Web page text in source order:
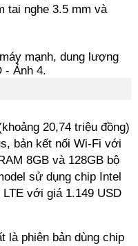
tai nghe 3.5 mm và
20,74 triệu đồng)
bản kết nối Wi-Fi với
8GB và 128GB bộ
sử dụng chip Intel
với giá 1.149 USD
là phiên bản dùng chip